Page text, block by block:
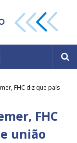
FHC diz que país
FHC
união